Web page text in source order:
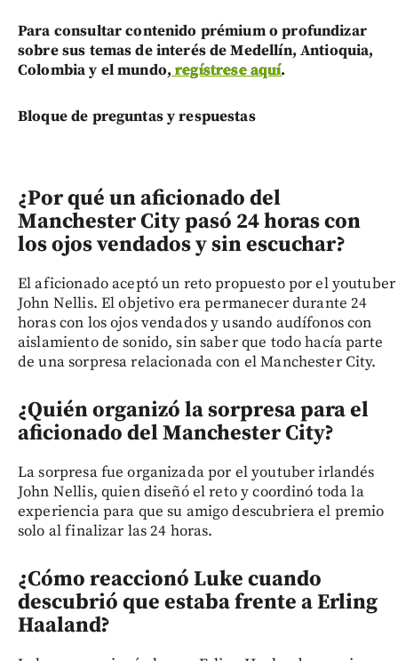
Para consultar contenido prémium o profundizar
sobre sus temas de interés de Medellín, Antioquia,
Colombia y el mundo, regístrese aquí.
Bloque de preguntas y respuestas
¿Por qué un aficionado del
Manchester City pasó 24 horas con
los ojos vendados y sin escuchar?
El aficionado aceptó un reto propuesto por el youtuber
John Nellis. El objetivo era permanecer durante 24
horas con los ojos vendados y usando audífonos con
aislamiento de sonido, sin saber que todo hacía parte
de una sorpresa relacionada con el Manchester City.
¿Quién organizó la sorpresa para el
aficionado del Manchester City?
La sorpresa fue organizada por el youtuber irlandés
John Nellis, quien diseñó el reto y coordinó toda la
experiencia para que su amigo descubriera el premio
solo al finalizar las 24 horas.
¿Cómo reaccionó Luke cuando
descubrió que estaba frente a Erling
Haaland?